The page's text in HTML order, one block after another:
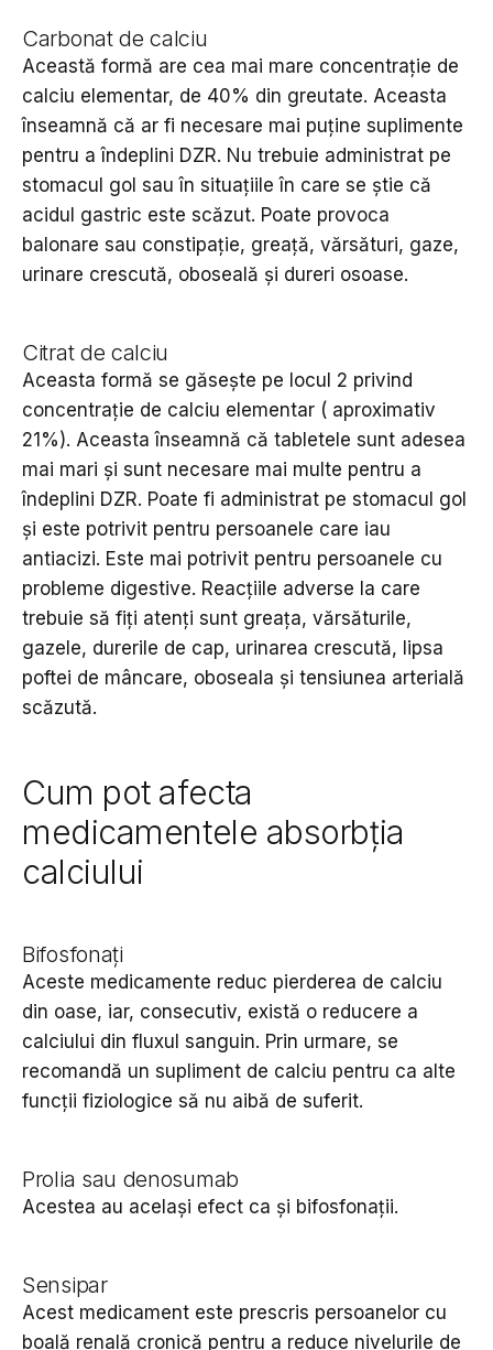
Carbonat de calciu
Această formă are cea mai mare concentrație de
calciu elementar, de 40% din greutate. Aceasta
înseamnă că ar fi necesare mai puține suplimente
pentru a îndeplini DZR. Nu trebuie administrat pe
stomacul gol sau în situațiile în care se știe că
acidul gastric este scăzut. Poate provoca
balonare sau constipație, greață, vărsături, gaze,
urinare crescută, oboseală și dureri osoase.
Citrat de calciu
Aceasta formă se găsește pe locul 2 privind
concentrație de calciu elementar ( aproximativ
21%). Aceasta înseamnă că tabletele sunt adesea
mai mari și sunt necesare mai multe pentru a
îndeplini DZR. Poate fi administrat pe stomacul gol
și este potrivit pentru persoanele care iau
antiacizi. Este mai potrivit pentru persoanele cu
probleme digestive. Reacțiile adverse la care
trebuie să fiți atenți sunt greața, vărsăturile,
gazele, durerile de cap, urinarea crescută, lipsa
poftei de mâncare, oboseala și tensiunea arterială
scăzută.
Cum pot afecta
medicamentele absorbția
calciului
Bifosfonați
Aceste medicamente reduc pierderea de calciu
din oase, iar, consecutiv, există o reducere a
calciului din fluxul sanguin. Prin urmare, se
recomandă un supliment de calciu pentru ca alte
funcții fiziologice să nu aibă de suferit.
Prolia sau denosumab
Acestea au același efect ca și bifosfonații.
Sensipar
Acest medicament este prescris persoanelor cu
boală renală cronică pentru a reduce nivelurile de